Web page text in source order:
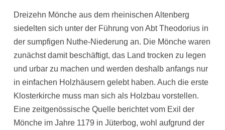
Dreizehn Mönche aus dem rheinischen Altenberg
siedelten sich unter der Führung von Abt Theodorius in
der sumpfigen Nuthe-Niederung an. Die Mönche waren
zunächst damit beschäftigt, das Land trocken zu legen
und urbar zu machen und werden deshalb anfangs nur
in einfachen Holzhäusern gelebt haben. Auch die erste
Klosterkirche muss man sich als Holzbau vorstellen.
Eine zeitgenössische Quelle berichtet vom Exil der
Mönche im Jahre 1179 in Jüterbog, wohl aufgrund der